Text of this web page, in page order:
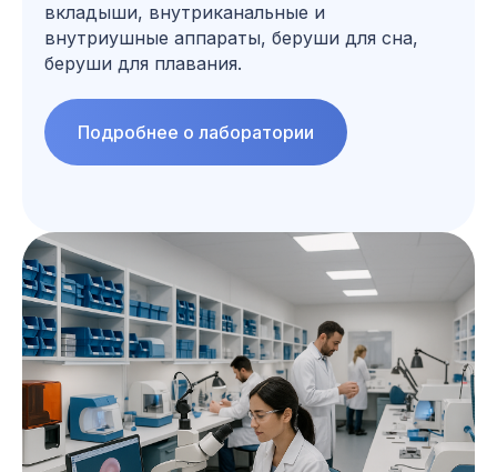
вкладыши, внутриканальные и
внутриушные аппараты, беруши для сна,
беруши для плавания.
Подробнее о лаборатории